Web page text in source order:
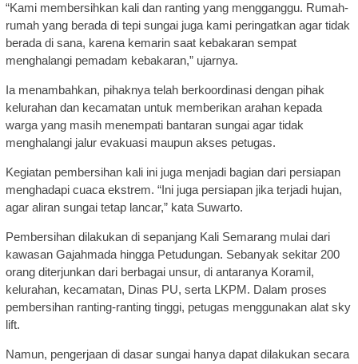
“Kami membersihkan kali dan ranting yang mengganggu. Rumah-
rumah yang berada di tepi sungai juga kami peringatkan agar tidak
berada di sana, karena kemarin saat kebakaran sempat
menghalangi pemadam kebakaran,” ujarnya.
Ia menambahkan, pihaknya telah berkoordinasi dengan pihak
kelurahan dan kecamatan untuk memberikan arahan kepada
warga yang masih menempati bantaran sungai agar tidak
menghalangi jalur evakuasi maupun akses petugas.
Kegiatan pembersihan kali ini juga menjadi bagian dari persiapan
menghadapi cuaca ekstrem. “Ini juga persiapan jika terjadi hujan,
agar aliran sungai tetap lancar,” kata Suwarto.
Pembersihan dilakukan di sepanjang Kali Semarang mulai dari
kawasan Gajahmada hingga Petudungan. Sebanyak sekitar 200
orang diterjunkan dari berbagai unsur, di antaranya Koramil,
kelurahan, kecamatan, Dinas PU, serta LKPM. Dalam proses
pembersihan ranting-ranting tinggi, petugas menggunakan alat sky
lift.
Namun, pengerjaan di dasar sungai hanya dapat dilakukan secara